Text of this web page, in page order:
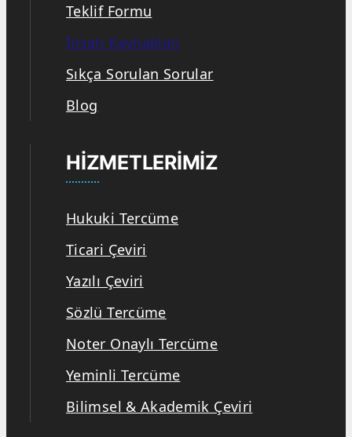
Teklif Formu
İnsan Kaynakları
Sıkça Sorulan Sorular
Blog
HIZMETLERIMIZ
Hukuki Tercüme
Ticari Çeviri
Yazılı Çeviri
Sözlü Tercüme
Noter Onaylı Tercüme
Yeminli Tercüme
Bilimsel & Akademik Çeviri